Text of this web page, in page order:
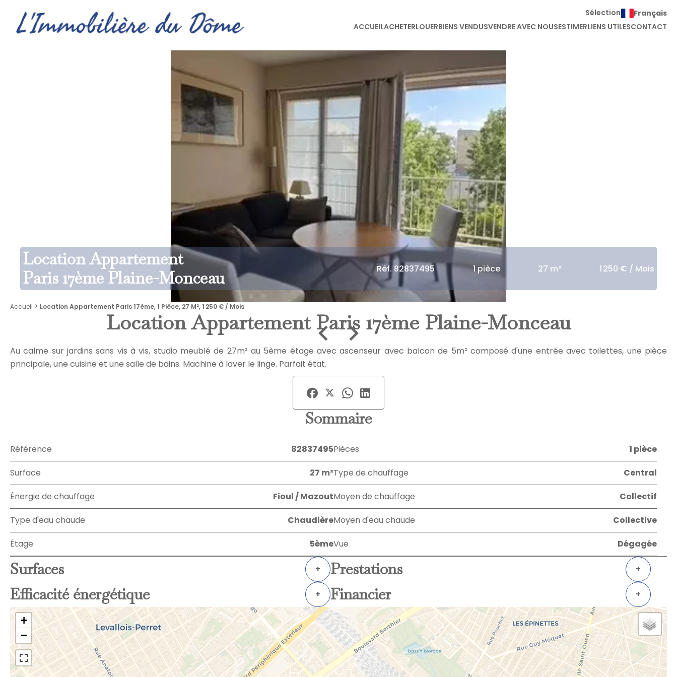
Sélection
Français
ACCUEILACHETERLOUERBIENS VENDUSVENDRE AVEC NOUSESTIMERLIENS UTILESCONTACT
Location Appartement
Paris 17ème Plaine-Monceau
Réf. 82837495 1 pièce 27 m² 1 250 € / Mois
Accueil Location Appartement Paris 17ème, 1 Pièce, 27 M², 1 250 € / Mois
Location Appartement Paris 17ème Plaine-Monceau
Au calme sur jardins sans vis à vis, studio meublé de 27m² au 5ème étage avec ascenseur avec balcon de 5m² composé d'une entrée avec toilettes, une pièce
principale, une cuisine et une salle de bains. Machine à laver le linge. Parfait état.
Sommaire
Référence 82837495Pièces 1 pièce
Surface 27 m²Type de chauffage Central
Énergie de chauffage Fioul / MazoutMoyen de chauffage Collectif
Type d'eau chaude ChaudièreMoyen d'eau chaude Collective
Étage 5èmeVue Dégagée
Surfaces + Prestations +
Efficacité énergétique + Financier +
+
−